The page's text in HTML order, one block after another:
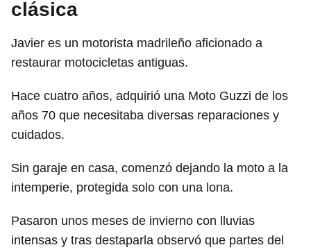
clásica
Javier es un motorista madrileño aficionado a
restaurar motocicletas antiguas.
Hace cuatro años, adquirió una Moto Guzzi de los
años 70 que necesitaba diversas reparaciones y
cuidados.
Sin garaje en casa, comenzó dejando la moto a la
intemperie, protegida solo con una lona.
Pasaron unos meses de invierno con lluvias
intensas y tras destaparla observó que partes del